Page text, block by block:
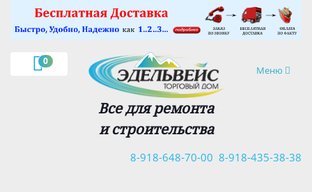
0
Навигация
Меню
Все для ремонта
и строительства
8-918-435-38-38
8-918-648-70-00
×